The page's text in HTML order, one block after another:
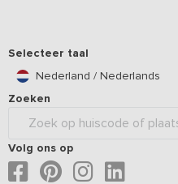
Selecteer taal
Nederland / Nederlands
Zoeken
Volg ons op